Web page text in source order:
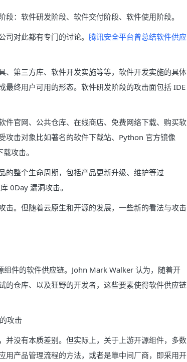
：软件研发阶段、软件交付阶段、软件使用阶段。
对此都有专门的讨论。 腾讯安全平台曾总结软件供应
、第三方库、软件开发实施等等，软件开发实施的具体
终用户可用的形态。软件研发阶段的攻击面包括 IDE
件官网、公共仓库、在线商店、免费网络下载、购买软
攻击对象比如著名的软件下载站、Python 官方镜像
攻击。
的整个生命周期，包括产品更新升级、维护等过
0Day 漏洞攻击。
。但随着云原生和开源的发展，一些新的看法与攻击
件的软件供应链。John Mark Walker 认为，随着开
的仓库、以及狂野的开发者，这些要素使得软件供应链
并没有本质差别。但实际上，关于上游开源组件，多数
用产品管理流程的方法，或者是靠中间厂商，即采用开